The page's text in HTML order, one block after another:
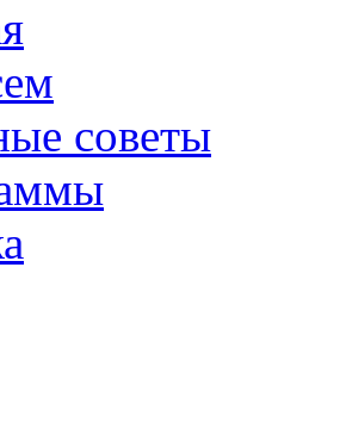
советы